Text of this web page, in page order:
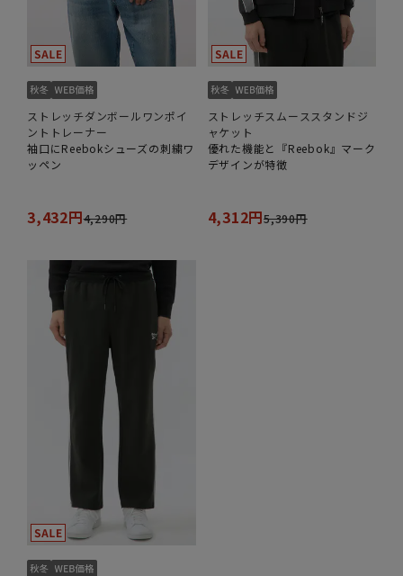
ストレッチダンボールワンポイ
ントトレーナー
袖口にReebokシューズの刺繍ワ
ッペン
3,432円4,290円
ストレッチスムーススタンドジ
ャケット
優れた機能と『Reebok』マーク
デザインが特徴
4,312円5,390円